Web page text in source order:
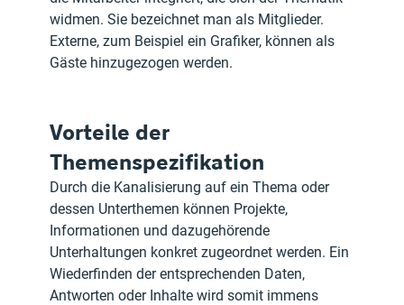
widmen. Sie bezeichnet man als Mitglieder.
Externe, zum Beispiel ein Grafiker, können als
Gäste hinzugezogen werden.
Vorteile der
Themenspezifikation
Durch die Kanalisierung auf ein Thema oder
dessen Unterthemen können Projekte,
Informationen und dazugehörende
Unterhaltungen konkret zugeordnet werden. Ein
Wiederfinden der entsprechenden Daten,
Antworten oder Inhalte wird somit immens